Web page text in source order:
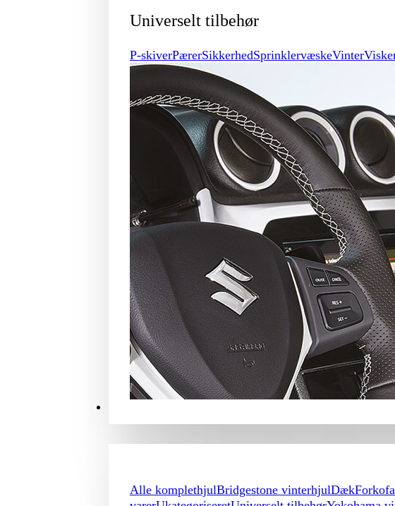
Universelt tilbehør
P-skiverPærerSikkerhedSprinklervæskeVinter
Alle komplethjulBridgestone vinterhjulDæk